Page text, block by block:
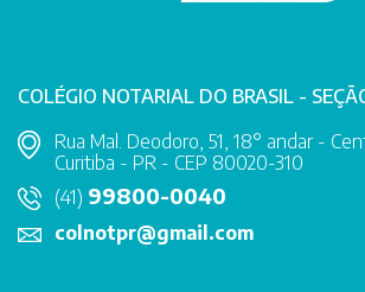
COLÉGIO NOTARIAL DO BRASIL -
Rua Mal. Deodoro, 51, 18° andar -
Curitiba - PR - CEP 80020-310
(41) 99800-0040
colnotpr@gmail.com